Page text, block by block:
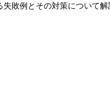
敗例とその対策について解